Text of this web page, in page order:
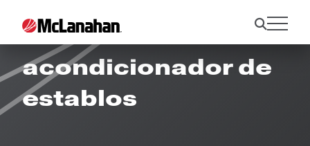
Folleto del
acondicionador de
establos